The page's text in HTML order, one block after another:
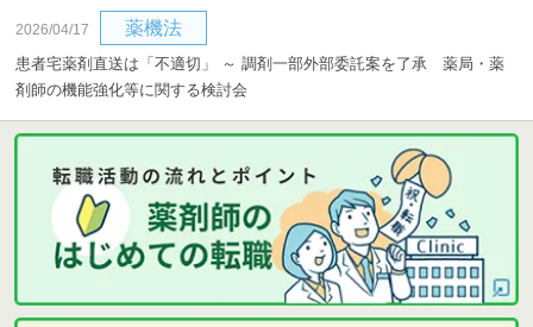
2026/04/17 薬機法
患者宅薬剤直送は「不適切」 ～ 調剤一部外部委託案を了承 薬局・薬
剤師の機能強化等に関する検討会